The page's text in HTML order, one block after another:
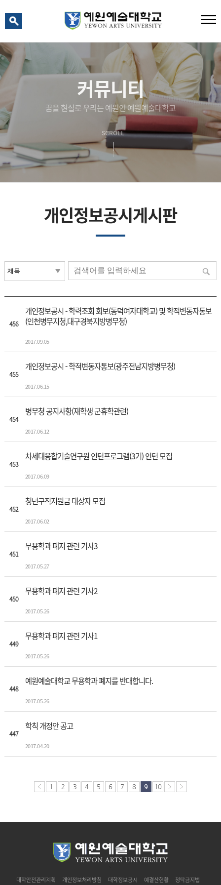
커뮤니티
꿈을 현실로 우리는 예원인 예원예술대학교
SCROLL
개인정보공시게시판
456
개인정보공시 - 학력조회 회보(동덕여자대학교) 및 학적변동자통보
(인천병무지청,대구경북지방병무청)
2017.09.05
455
개인정보공시 - 학적변동자통보(광주전남지방병무청)
2017.06.15
454
병무청 공지사항(재학생 군휴학관련)
2017.06.12
453
차세대융합기술연구원 인턴프로그램(3기) 인턴 모집
2017.06.09
452
청년구직지원금 대상자 모집
2017.06.02
451
무용학과 폐지 관련 기사3
2017.05.27
450
무용학과 폐지 관련 기사2
2017.05.26
449
무용학과 폐지 관련 기사1
2017.05.26
448
예원예술대학교 무용학과 폐지를 반대합니다.
2017.05.26
447
학칙 개정안 공고
2017.04.20
1 2 3 4 5 6 7 8 9 10
대학안전관리계획 개인정보처리방침 대학정보공시 예결산현황 청탁금지법